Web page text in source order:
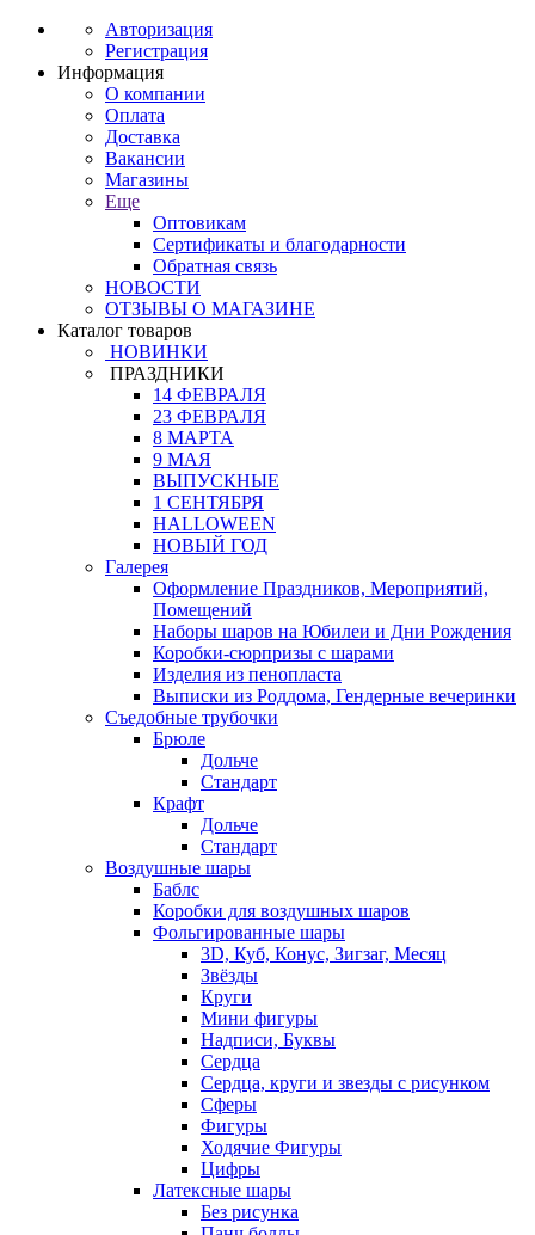
Авторизация
Регистрация
Информация
О компании
Оплата
Доставка
Вакансии
Магазины
Еще
Оптовикам
Сертификаты и благодарности
Обратная связь
НОВОСТИ
ОТЗЫВЫ О МАГАЗИНЕ
Каталог товаров
НОВИНКИ
ПРАЗДНИКИ
14 ФЕВРАЛЯ
23 ФЕВРАЛЯ
8 МАРТА
9 МАЯ
ВЫПУСКНЫЕ
1 СЕНТЯБРЯ
HALLOWEEN
НОВЫЙ ГОД
Галерея
Оформление Праздников, Мероприятий,
Помещений
Наборы шаров на Юбилеи и Дни Рождения
Коробки-сюрпризы с шарами
Изделия из пенопласта
Выписки из Роддома, Гендерные вечеринки
Съедобные трубочки
Брюле
Дольче
Стандарт
Крафт
Дольче
Стандарт
Воздушные шары
Баблс
Коробки для воздушных шаров
Фольгированные шары
3D, Куб, Конус, Зигзаг, Месяц
Звёзды
Круги
Мини фигуры
Надписи, Буквы
Сердца
Сердца, круги и звезды с рисунком
Сферы
Фигуры
Ходячие Фигуры
Цифры
Латексные шары
Без рисунка